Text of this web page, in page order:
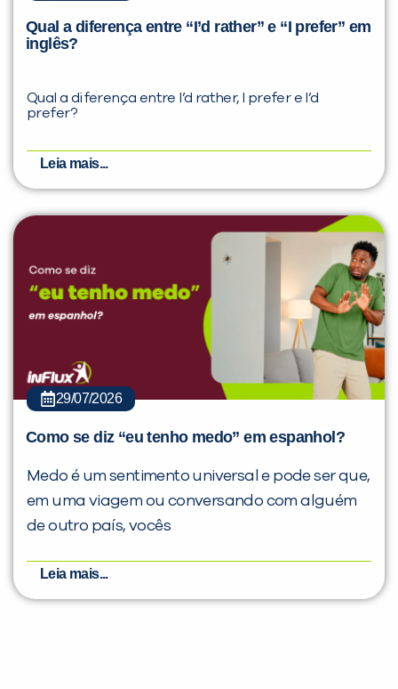
Qual a diferença entre “I’d rather” e “I prefer” em
inglês?
Qual a diferença entre I’d rather, I prefer e I’d
prefer?
Leia mais...
29/07/2026
Como se diz “eu tenho medo” em espanhol?
Medo é um sentimento universal e pode ser que,
em uma viagem ou conversando com alguém
de outro país, vocês
Leia mais...